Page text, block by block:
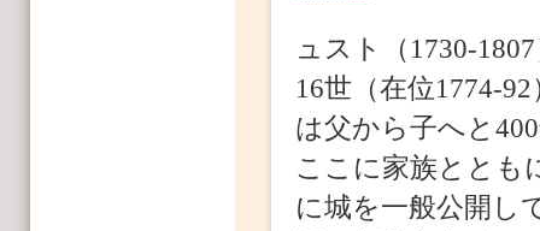
ュスト（1730-
16世（在位1774-
は父から子へと
ここに家族ととも
に城を一般公開し